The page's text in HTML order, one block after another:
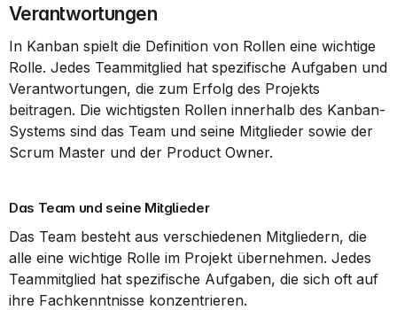
Verantwortungen
In Kanban spielt die Definition von Rollen eine wichtige
Rolle. Jedes Teammitglied hat spezifische Aufgaben und
Verantwortungen, die zum Erfolg des Projekts
beitragen. Die wichtigsten Rollen innerhalb des Kanban-
Systems sind das Team und seine Mitglieder sowie der
Scrum Master und der Product Owner.
Das Team und seine Mitglieder
Das Team besteht aus verschiedenen Mitgliedern, die
alle eine wichtige Rolle im Projekt übernehmen. Jedes
Teammitglied hat spezifische Aufgaben, die sich oft auf
ihre Fachkenntnisse konzentrieren.